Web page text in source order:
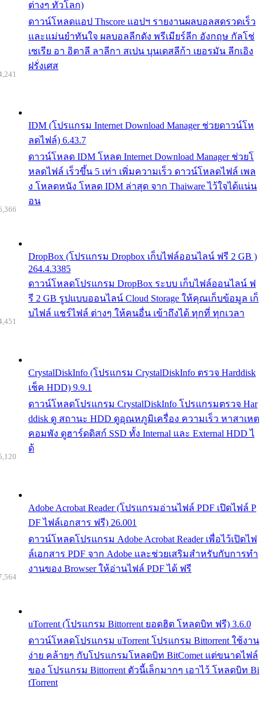
ต่างๆ ทั่วโลก)
ดาวน์โหลดแอป Thscore แอปฯ รายงานผลบอลสดรวดเร็ว
และแม่นยำทันใจ ผลบอลลีกดัง พรีเมียร์ลีก อังกฤษ กัลโช่
เซเรีย อา อิตาลี ลาลีกา สเปน บุนเดสลีก้า เยอรมัน ลีกเอิง
ฝรั่งเศส
IDM (โปรแกรม Internet Download Manager ช่วยดาวน์โห
ลดไฟล์) 6.43.7
ดาวน์โหลด IDM โหลด Internet Download Manager ช่วยโ
หลดไฟล์ เร็วขึ้น 5 เท่า เพิ่มความเร็ว ดาวน์โหลดไฟล์ เพล
ง โหลดหนัง โหลด IDM ล่าสุด จาก Thaiware ไว้ใจได้แน่น
อน
DropBox (โปรแกรม Dropbox เก็บไฟล์ออนไลน์ ฟรี 2 GB )
264.4.3385
ดาวน์โหลดโปรแกรม DropBox ระบบ เก็บไฟล์ออนไลน์ ฟ
รี 2 GB รูปแบบออนไลน์ Cloud Storage ให้คุณเก็บข้อมูล เก็
บไฟล์ แชร์ไฟล์ ต่างๆ ให้คนอื่น เข้าถึงได้ ทุกที่ ทุกเวลา
CrystalDiskInfo (โปรแกรม CrystalDiskInfo ตรวจ Harddisk
เช็ค HDD) 9.9.1
ดาวน์โหลดโปรแกรม CrystalDiskInfo โปรแกรมตรวจ Har
ddisk ดู สถานะ HDD ดูอุณหภูมิเครื่อง ความเร็ว หาสาเหต
คอมพัง ดูฮาร์ดดิสก์ SSD ทั้ง Internal และ External HDD ไ
ด้
Adobe Acrobat Reader (โปรแกรมอ่านไฟล์ PDF เปิดไฟล์ P
DF ไฟล์เอกสาร ฟรี) 26.001
ดาวน์โหลดโปรแกรม Adobe Acrobat Reader เพื่อไว้เปิดไฟ
ล์เอกสาร PDF จาก Adobe และช่วยเสริมสำหรับกับการทำ
งานของ Browser ให้อ่านไฟล์ PDF ได้ ฟรี
uTorrent (โปรแกรม Bittorrent ยอดฮิต โหลดบิท ฟรี) 3.6.0
ดาวน์โหลดโปรแกรม uTorrent โปรแกรม Bittorrent ใช้งาน
ง่าย คล้ายๆ กับโปรแกรมโหลดบิท BitComet แต่ขนาดไฟล์
ของ โปรแกรม Bittorrent ตัวนี้เล็กมากๆ เอาไว้ โหลดบิท Bi
tTorrent